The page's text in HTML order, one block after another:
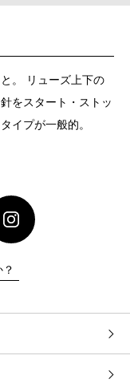
。 リューズ上下の
をスタート・ストッ
イプが一般的。